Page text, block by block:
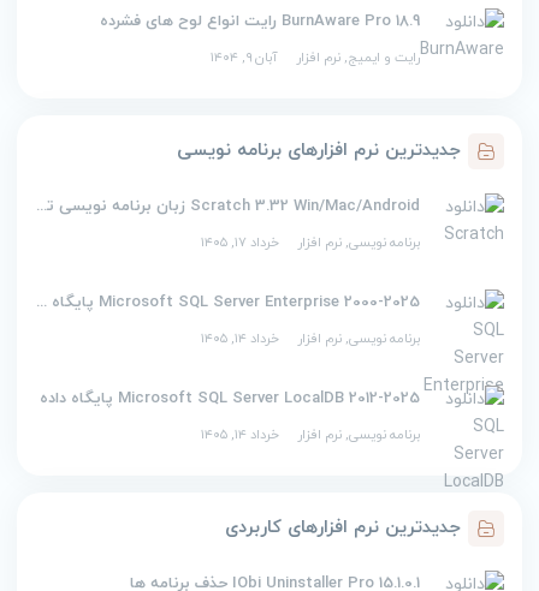
BurnAware Pro 18.9 رایت انواع لوح های فشرده
رایت و ایمیج, نرم افزار آبان ۹, ۱۴۰۴
جدیدترین نرم افزارهای برنامه نویسی
Scratch 3.32 Win/Mac/Android زبان برنامه نویسی تصویری اسکرچ
برنامه نویسی, نرم افزار خرداد ۱۷, ۱۴۰۵
2000-2025 Microsoft SQL Server Enterprise پایگاه داده
برنامه نویسی, نرم افزار خرداد ۱۴, ۱۴۰۵
2012-2025 Microsoft SQL Server LocalDB پایگاه داده
برنامه نویسی, نرم افزار خرداد ۱۴, ۱۴۰۵
جدیدترین نرم افزارهای کاربردی
IObi Uninstaller Pro 15.1.0.1 حذف برنامه ها